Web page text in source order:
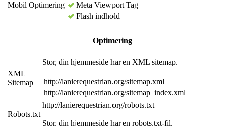
Mobil Optimering
Meta Viewport Tag
Flash indhold
Optimering
XML
Sitemap
Stor, din hjemmeside har en XML sitemap.
http://lanierequestrian.org/sitemap.xml
http://lanierequestrian.org/sitemap_index.xml
Robots.txt
http://lanierequestrian.org/robots.txt
Stor, din hjemmeside har en robots.txt-fil.